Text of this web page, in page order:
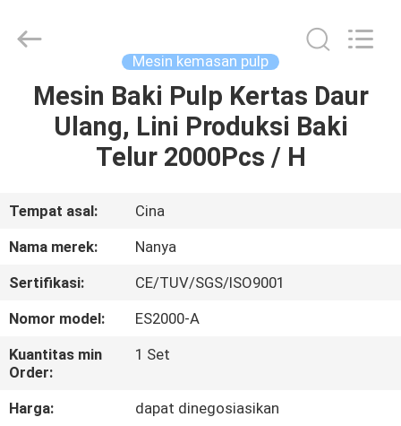
RUMAH
PRODUK
VIDEO
VR
TENTANG
KAMI
Equipment
Reserved.
Mesin kemasan pulp
Mesin Baki Pulp Kertas Daur
Ulang, Lini Produksi Baki
Telur 2000Pcs / H
Tempat asal:
Cina
Nama merek:
Nanya
Sertifikasi:
CE/TUV/SGS/ISO9001
Nomor model:
ES2000-A
Kuantitas min
Order:
1 Set
Harga:
dapat dinegosiasikan